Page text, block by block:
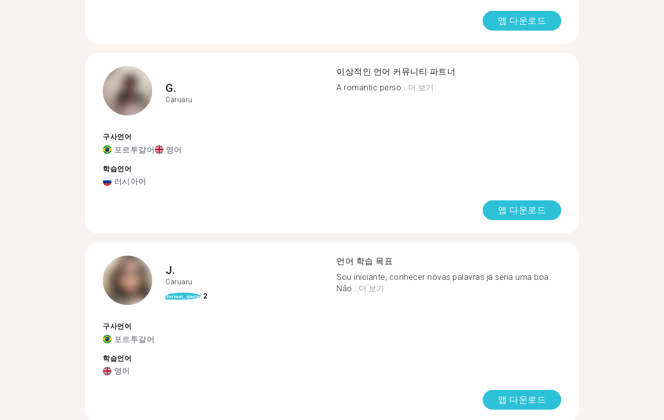
앱 다운로드
G.
Caruaru
구사언어
포르투갈어 영어
학습언어
러시아어
이상적인 언어 커뮤니티 파트너
A romantic perso...더 보기
앱 다운로드
J.
Caruaru
format_quote 2
구사언어
포르투갈어
학습언어
영어
언어 학습 목표
Sou iniciante, conhecer novas palavras já seria uma boa.
Não...더 보기
앱 다운로드